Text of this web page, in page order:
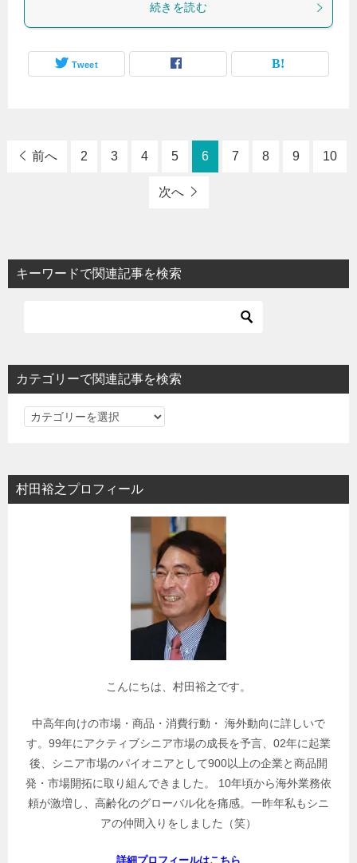
続きを読む
Tweet
前へ 2 3 4 5 6 7 8 9 10
次へ
キーワードで関連記事を検索
カテゴリーで関連記事を検索
カ
リ
ー
村田裕之プロフィール
こんにちは、村田裕之です。
中高年向けの市場・商品・消費行動・ 海外動向に詳しいで
す。99年にアクティブシニア市場の成長を予言、02年に起業
後、シニア市場のパイオニアとして900以上の企業と商品開
発・市場開拓に取り組んできました。 10年頃から海外業務依
頼が激増し、高齢化のグローバル化を痛感。一昨年私もシニ
アの仲間入りをしました（笑）
詳細プロフィールはこちら